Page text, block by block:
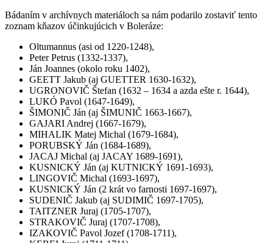
Bádaním v archívnych materiáloch sa nám podarilo zostaviť tento
zoznam kňazov účinkujúcich v Boleráze:
Oltumannus (asi od 1220-1248),
Peter Petrus (1332-1337),
Ján Joannes (okolo roku 1402),
GEETT Jakub (aj GUETTER 1630-1632),
UGRONOVIČ Štefan (1632 – 1634 a azda ešte r. 1644),
LUKÓ Pavol (1647-1649),
ŠIMONIČ Ján (aj ŠIMUNIČ 1663-1667),
GAJARI Andrej (1667-1679),
MIHALIK Matej Michal (1679-1684),
PORUBSKÝ Ján (1684-1689),
JACAJ Michal (aj JACAY 1689-1691),
KUSNICKÝ Ján (aj KUTNICKÝ 1691-1693),
LINGOVIČ Michal (1693-1697),
KUSNICKÝ Ján (2 krát vo farnosti 1697-1697),
SUDENIČ Jakub (aj SUDIMIČ 1697-1705),
TAITZNER Juraj (1705-1707),
STRAKOVIČ Juraj (1707-1708),
IZAKOVIČ Pavol Jozef (1708-1711),